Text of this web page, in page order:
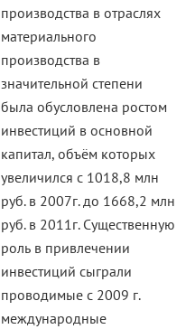
производства в отраслях
материального
производства в
значительной степени
была обусловлена ростом
инвестиций в основной
капитал, объём которых
увеличился с 1018,8 млн
руб. в 2007г. до 1668,2 млн
руб. в 2011г. Существенную
роль в привлечении
инвестиций сыграли
проводимые с 2009 г.
международные